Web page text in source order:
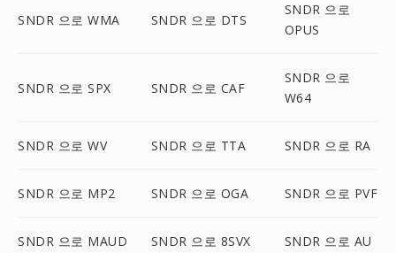
SNDR 으로 WMA SNDR 으로 DTS
SNDR 으로
OPUS
SNDR 으로 SPX SNDR 으로 CAF
SNDR 으로
W64
SNDR 으로 WV SNDR 으로 TTA SNDR 으로 RA
SNDR 으로 MP2 SNDR 으로 OGA SNDR 으로 PVF
SNDR 으로 MAUD SNDR 으로 8SVX SNDR 으로 AU